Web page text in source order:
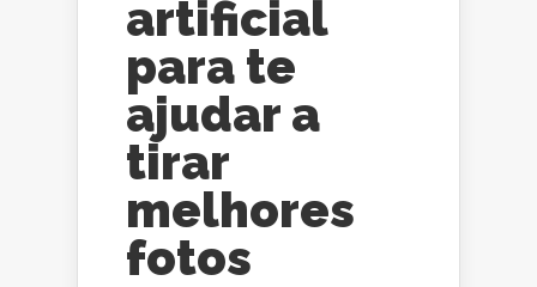
artificial
para te
ajudar a
tirar
melhores
fotos